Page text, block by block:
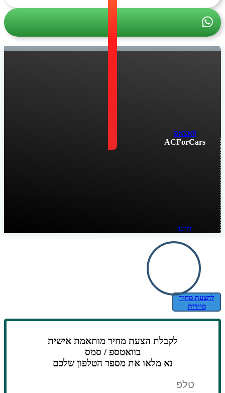
וואצאפ
ACForCars
חייגו
להצעת מחיר
מיידית
לקבלת הצעת מחיר מותאמת אישית
בוואטספ / סמס
נא מלאו את מספר הטלפון שלכם